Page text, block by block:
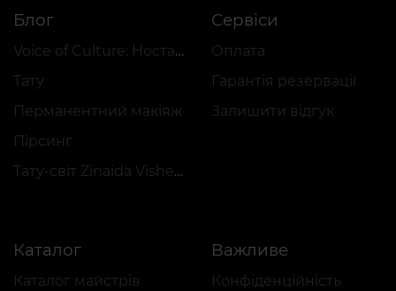
Блог
Voice of Culture: Ностальгія за 2000-ми
Тату
Перманентний макіяж
Пірсинг
Тату-світ Zinaida Vishenka
Сервіси
Оплата
Гарантія резервації
Залишити відгук
Каталог
Каталог майстрів
Важливе
Конфіденційність